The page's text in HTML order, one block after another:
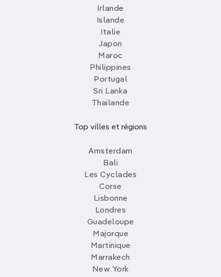
Irlande
Islande
Italie
Japon
Maroc
Philippines
Portugal
Sri Lanka
Thailande
Top villes et régions
Amsterdam
Bali
Les Cyclades
Corse
Lisbonne
Londres
Guadeloupe
Majorque
Martinique
Marrakech
New York